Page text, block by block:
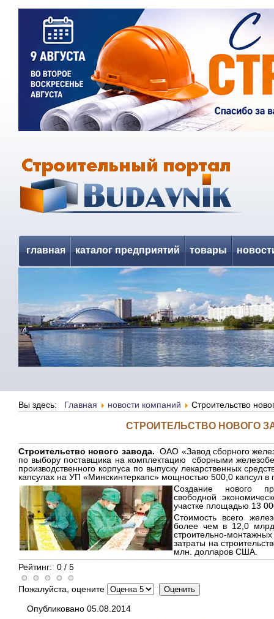
главная каталог предприятий товары
Вы здесь: Главная новости компаний Строительство
СТРОИТЕЛЬСТВО НОВОГО
Строительство нового завода.ОАО «Завод сборного
по выбору поставщика на комплектацию сборными
производственного корпуса по выпуску лекарственных
капсулах на УП «Минскинтеркапс» мощностью 500,0 капсул в
Создание нового
свободной
участке площадью 13
Стоимость всего
более чем в 12,0
строительно-
затраты на
млн. долларов США.
Рейтинг: 0 / 5
Пожалуйста, оцените
Опубликовано 05.08.2014